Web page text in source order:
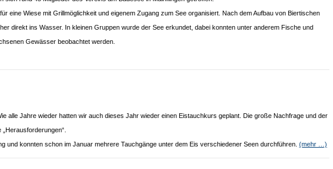
eine Wiese mit Grillmöglichkeit und eigenem Zugang zum See organisiert. Nach dem Aufbau von Biertischen
direkt ins Wasser. In kleinen Gruppen wurde der See erkundet, dabei konnten unter anderem Fische und
Gewässer beobachtet werden.
alle Jahre wieder hatten wir auch dieses Jahr wieder einen Eistauchkurs geplant. Die große Nachfrage und der
und konnten schon im Januar mehrere Tauchgänge unter dem Eis verschiedener Seen durchführen. (mehr …)